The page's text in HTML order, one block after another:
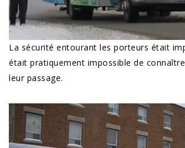
La sécurité entourant les porteurs était
était pratiquement impossible de
leur passage.